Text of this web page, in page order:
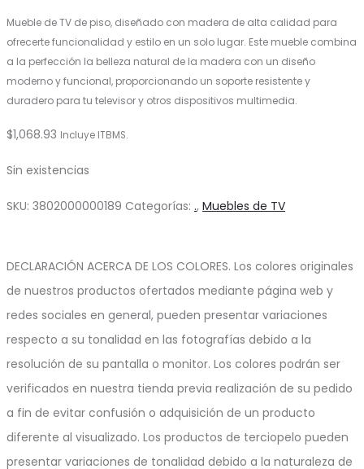
Mueble de TV de piso, diseñado con madera de alta calidad para
ofrecerte funcionalidad y estilo en un solo lugar. Este mueble combina
a la perfección la belleza natural de la madera con un diseño
moderno y funcional, proporcionando un soporte resistente y
duradero para tu televisor y otros dispositivos multimedia.
$1,068.93 Incluye ITBMS.
Sin existencias
SKU: 3802000000189 Categorías: ., Muebles de TV
DECLARACIÓN ACERCA DE LOS COLORES. Los colores originales
de nuestros productos ofertados mediante página web y
redes sociales en general, pueden presentar variaciones
respecto a su tonalidad en las fotografías debido a la
resolución de su pantalla o monitor. Los colores podrán ser
verificados en nuestra tienda previa realización de su pedido
a fin de evitar confusión o adquisición de un producto
diferente al visualizado. Los productos de terciopelo pueden
presentar variaciones de tonalidad debido a la naturaleza de